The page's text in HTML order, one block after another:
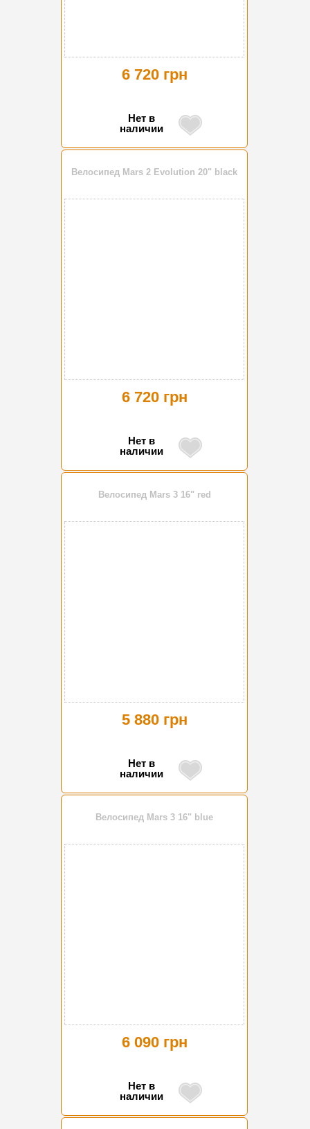
6 720 грн
Нет в
наличии
Велосипед Mars 2 Evolution 20" black
6 720 грн
Нет в
наличии
Велосипед Mars 3 16" red
5 880 грн
Нет в
наличии
Велосипед Mars 3 16" blue
6 090 грн
Нет в
наличии